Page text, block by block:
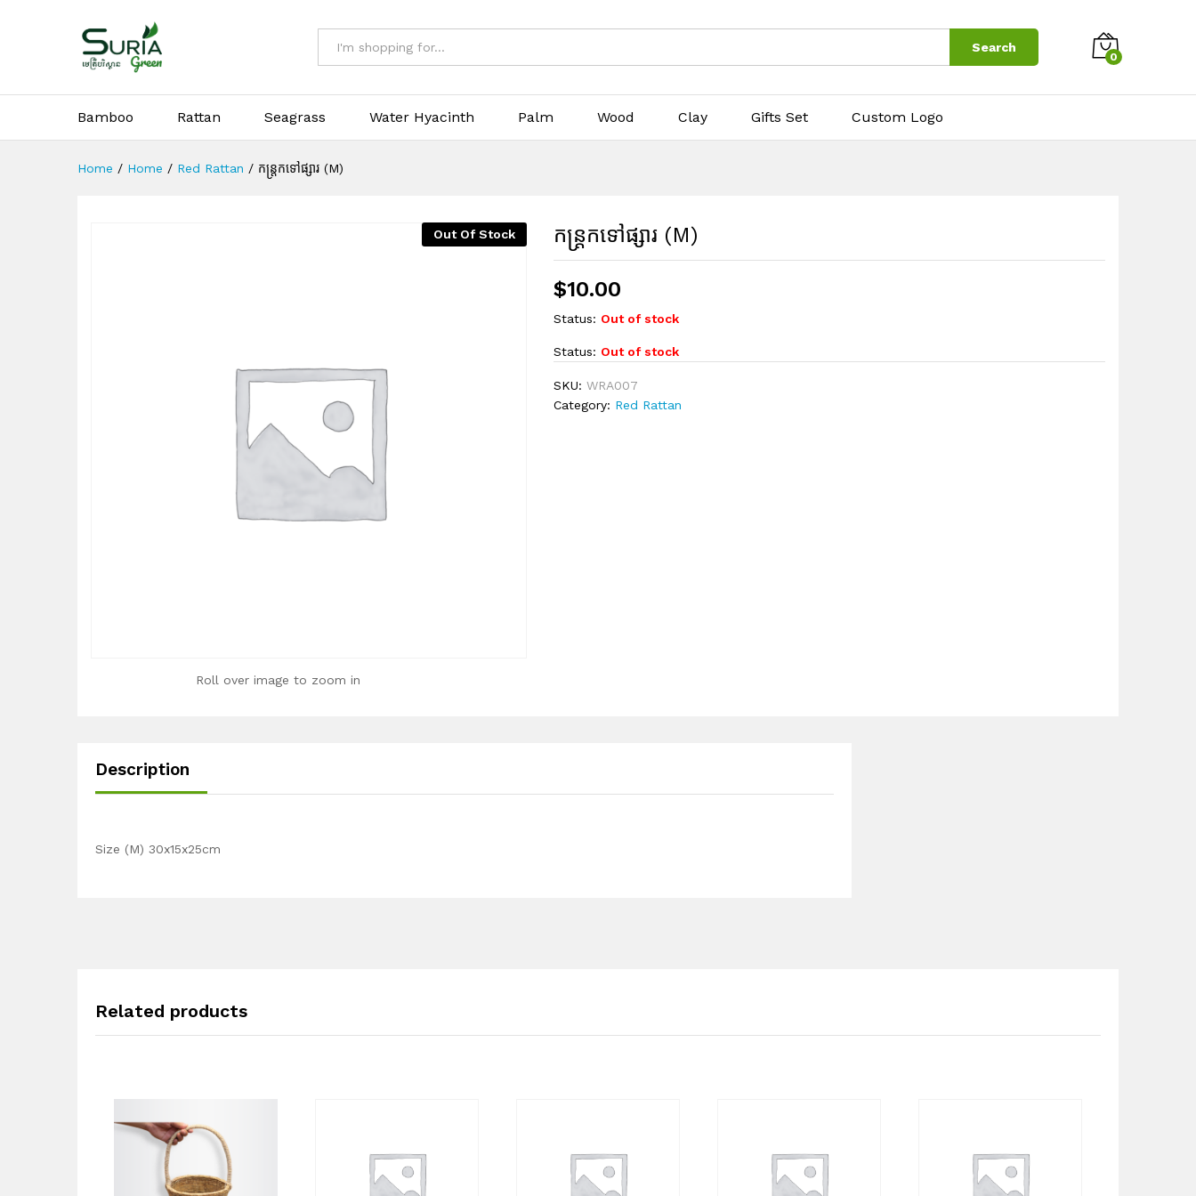
Search
0
Bamboo Rattan Seagrass Water Hyacinth Palm Wood Clay Gifts Set Custom Logo
Home / Home / Red Rattan / កន្ត្រកទៅផ្សារ (M)
Out Of Stock
Roll over image to zoom in
កន្ត្រកទៅផ្សារ (M)
$10.00
Status: Out of stock
Status: Out of stock
SKU:WRA007
Category: Red Rattan
Description
Size (M) 30x15x25cm
Related products
Description